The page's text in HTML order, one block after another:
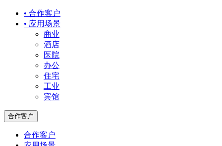
• 合作客户
• 应用场景
商业
酒店
医院
办公
住宅
工业
宾馆
合作客户
合作客户